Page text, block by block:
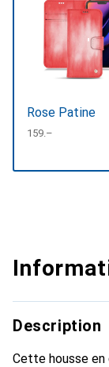
Rose Patine
CHF
159.–
Description
Cette housse en